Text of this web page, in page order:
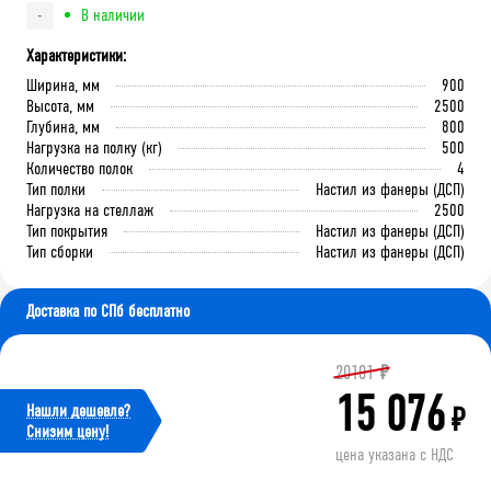
-
В наличии
Характеристики:
Ширина, мм
900
Высота, мм
2500
Глубина, мм
800
Нагрузка на полку (кг)
500
Количество полок
4
Тип полки
Настил из фанеры (ДСП)
Нагрузка на стеллаж
2500
Тип покрытия
Настил из фанеры (ДСП)
Тип сборки
Настил из фанеры (ДСП)
Доставка по СПб бесплатно
Нашли дешевле?
Cнизим цену!
20101 ₽
15 076₽
цена указана с НДС